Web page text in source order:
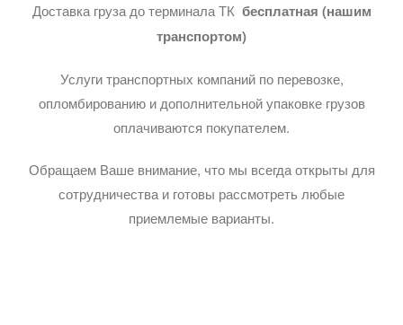
Доставка груза до терминала ТК бесплатная (нашим
транспортом)
Услуги транспортных компаний по перевозке,
опломбированию и дополнительной упаковке грузов
оплачиваются покупателем.
Обращаем Ваше внимание, что мы всегда открыты для
сотрудничества и готовы рассмотреть любые
приемлемые варианты.